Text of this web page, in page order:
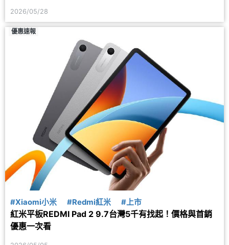
2026/05/28
優惠速報
#Xiaomi小米 #Redmi紅米 #上市
紅米平板REDMI Pad 2 9.7台灣5千有找起！價格與首銷
優惠一次看